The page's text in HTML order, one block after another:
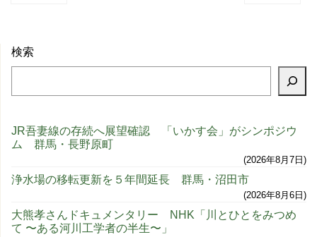
検索
JR吾妻線の存続へ展望確認 「いかす会」がシンポジウ
ム 群馬・長野原町
2026年8月7日
浄水場の移転更新を５年間延長 群馬・沼田市
2026年8月6日
大熊孝さんドキュメンタリー NHK「川とひとをみつめ
て 〜ある河川工学者の半生〜」